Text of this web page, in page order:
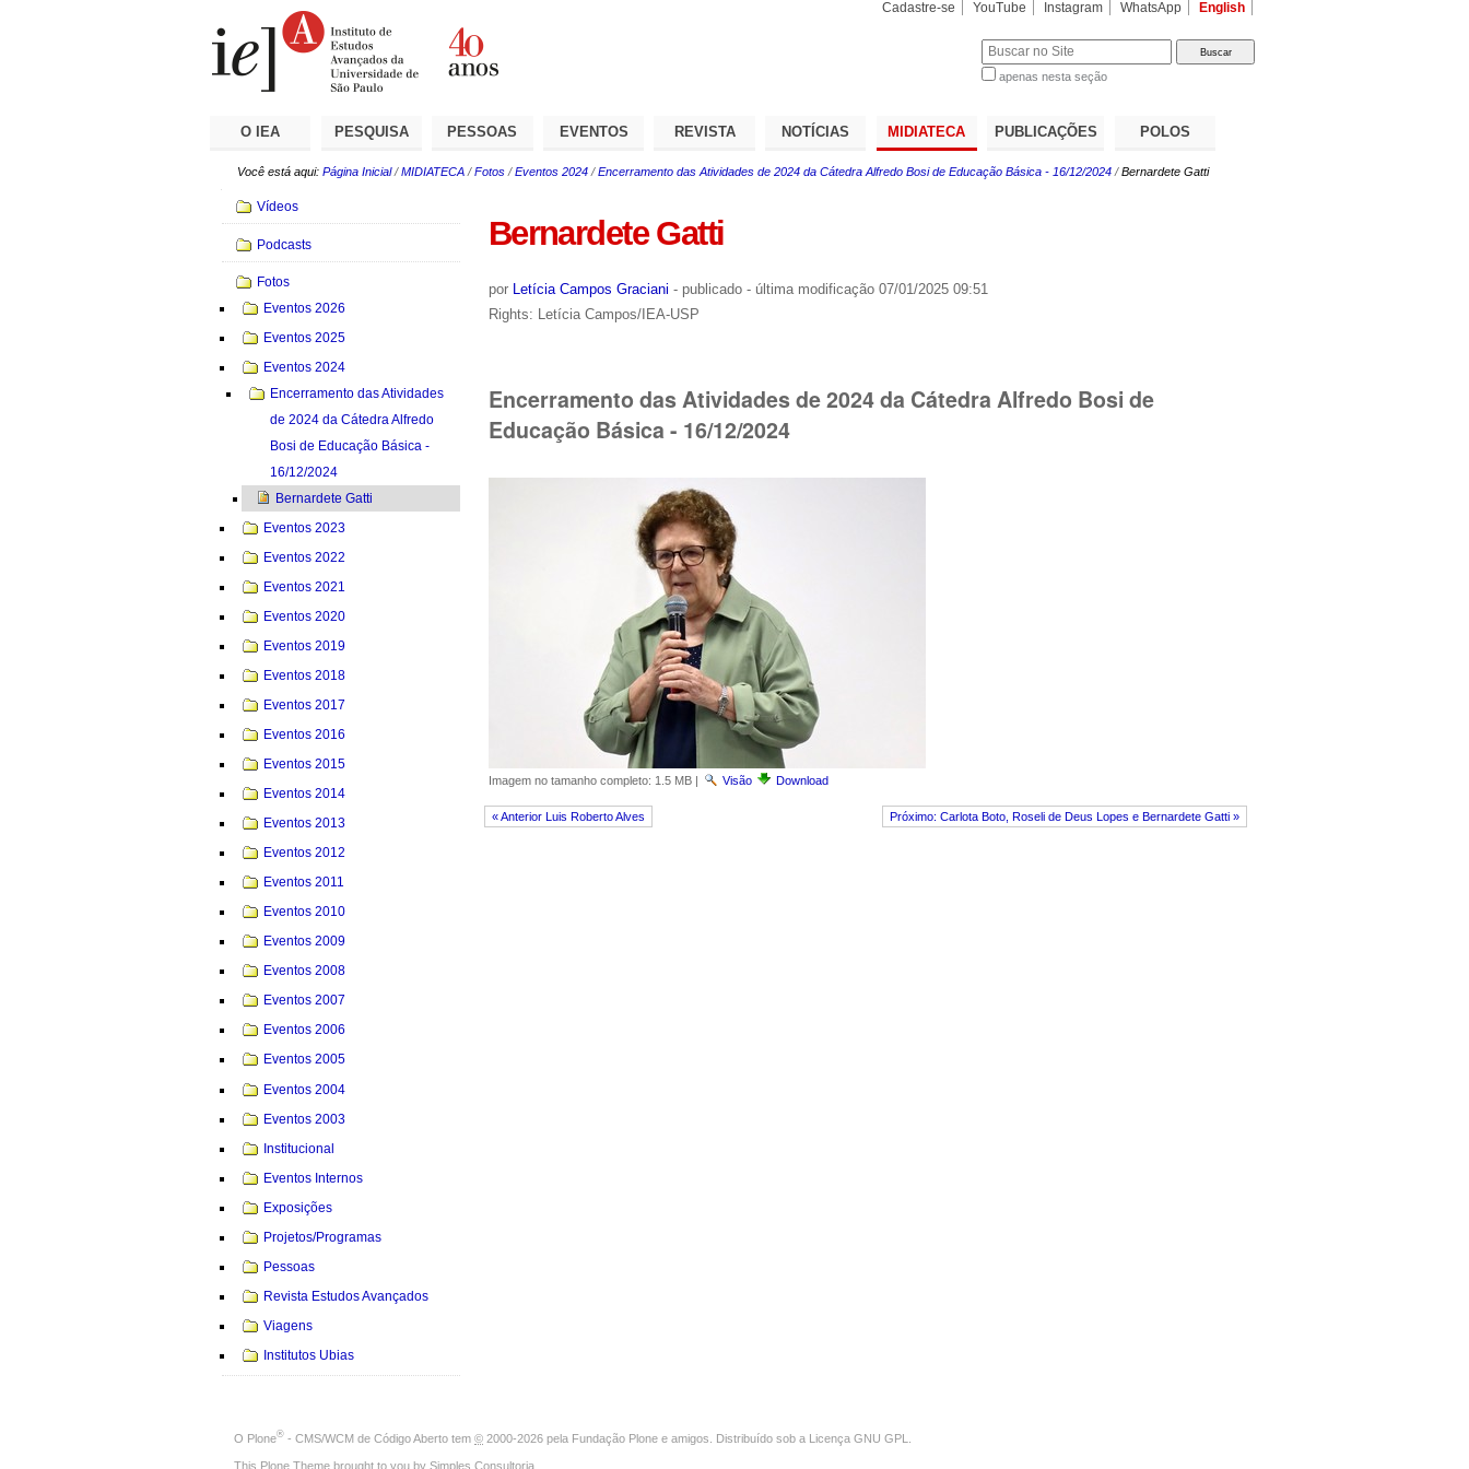
Cadastre-se YouTube Instagram WhatsApp English
apenas nesta seção
O IEA PESQUISA PESSOAS EVENTOS REVISTA NOTÍCIAS MIDIATECA PUBLICAÇÕES POLOS
Você está aqui: Página Inicial /MIDIATECA /Fotos /Eventos 2024 /Encerramento das Atividades de 2024 da Cátedra Alfredo Bosi de Educação Básica - 16/12/2024 /Bernardete Gatti
Bernardete Gatti
por Letícia Campos Graciani - publicado - última modificação07/01/2025 09:51
Rights: Letícia Campos/IEA-USP
Encerramento das Atividades de 2024 da Cátedra Alfredo Bosi de
Educação Básica - 16/12/2024
Imagem no tamanho completo: 1.5 MB| Visão Download
« Anterior Luis Roberto Alves Próximo: Carlota Boto, Roseli de Deus Lopes e Bernardete Gatti »
Navegação
Vídeos
Podcasts
Fotos
Eventos 2026
Eventos 2025
Eventos 2024
Encerramento das Atividades
de 2024 da Cátedra Alfredo
Bosi de Educação Básica -
16/12/2024
Bernardete Gatti
Eventos 2023
Eventos 2022
Eventos 2021
Eventos 2020
Eventos 2019
Eventos 2018
Eventos 2017
Eventos 2016
Eventos 2015
Eventos 2014
Eventos 2013
Eventos 2012
Eventos 2011
Eventos 2010
Eventos 2009
Eventos 2008
Eventos 2007
Eventos 2006
Eventos 2005
Eventos 2004
Eventos 2003
Institucional
Eventos Internos
Exposições
Projetos/Programas
Pessoas
Revista Estudos Avançados
Viagens
Institutos Ubias
O Plone® - CMS/WCM de Código Aberto tem © 2000-2026 pela Fundação Plone e amigos. Distribuído sob a Licença GNU GPL
This Plone Theme brought to you by Simples Consultoria